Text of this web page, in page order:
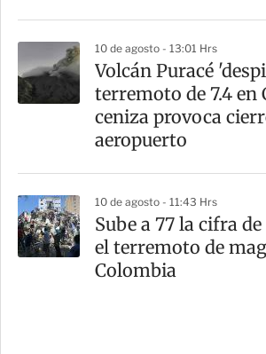
10 de agosto - 13:01 Hrs
Volcán Puracé
terremoto de 7.4 en
ceniza provoca
aeropuerto
10 de agosto - 11:43 Hrs
Sube a 77 la cifra
el terremoto de
Colombia